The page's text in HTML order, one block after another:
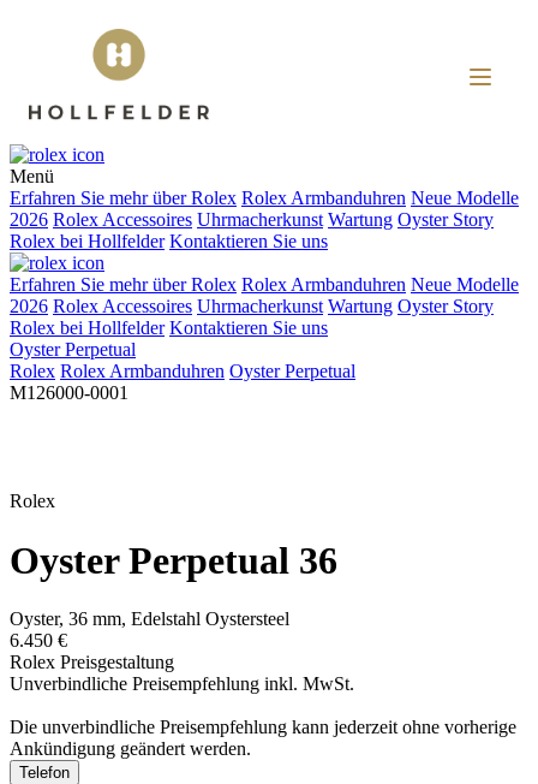
Menü
Erfahren Sie mehr überRolex Rolex Armbanduhren Neue Modelle
2026 Rolex Accessoires Uhrmacherkunst Wartung Oyster Story
Rolex bei Hollfelder Kontaktieren Sie uns
Erfahren Sie mehr überRolex Rolex Armbanduhren Neue Modelle
2026 Rolex Accessoires Uhrmacherkunst Wartung Oyster Story
Rolex bei Hollfelder Kontaktieren Sie uns
Oyster Perpetual
Rolex Rolex Armbanduhren Oyster Perpetual
M126000-0001
Rolex
Oyster Perpetual 36
Oyster, 36 mm, Edelstahl Oystersteel
6.450 €
Rolex Preisgestaltung
Unverbindliche Preisempfehlung inkl. MwSt.
Die unverbindliche Preis­empfehlung kann jederzeit ohne vorherige
Ankündigung geändert werden.
Telefon